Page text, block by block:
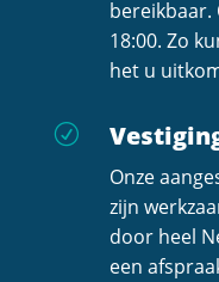
bereikbaar.
18:00. Zo
het u
R
Onze
zijn
door heel
een